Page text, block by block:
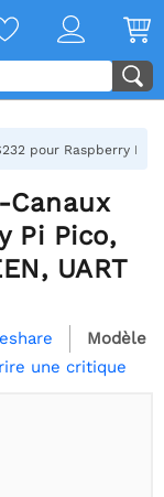
pour Raspberry Pi
Canaux
Pi Pico,
UART
Modèle
une critique